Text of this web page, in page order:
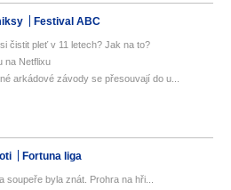
Festival ABC
čistit pleť v 11 letech? Jak na to?
na Netflixu
arkádové závody se přesouvají do u...
Fortuna liga
soupeře byla znát. Prohra na hři...